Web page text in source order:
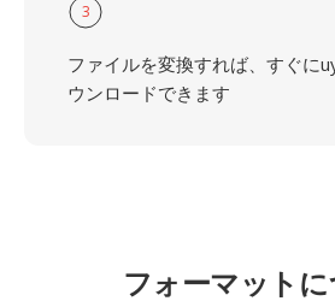
3
ファイルを変換すれば、すぐに
ウンロードできます
フォーマット